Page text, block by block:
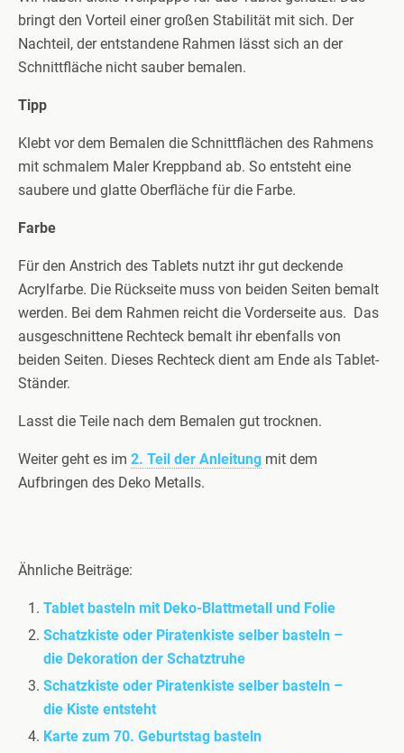
bringt den Vorteil einer großen Stabilität mit sich. Der
Nachteil, der entstandene Rahmen lässt sich an der
Schnittfläche nicht sauber bemalen.
Tipp
Klebt vor dem Bemalen die Schnittflächen des Rahmens
mit schmalem Maler Kreppband ab. So entsteht eine
saubere und glatte Oberfläche für die Farbe.
Farbe
Für den Anstrich des Tablets nutzt ihr gut deckende
Acrylfarbe. Die Rückseite muss von beiden Seiten bemalt
werden. Bei dem Rahmen reicht die Vorderseite aus. Das
ausgeschnittene Rechteck bemalt ihr ebenfalls von
beiden Seiten. Dieses Rechteck dient am Ende als Tablet-
Ständer.
Lasst die Teile nach dem Bemalen gut trocknen.
Weiter geht es im 2. Teil der Anleitung mit dem
Aufbringen des Deko Metalls.
Ähnliche Beiträge:
Tablet basteln mit Deko-Blattmetall und Folie
Schatzkiste oder Piratenkiste selber basteln –
die Dekoration der Schatztruhe
Schatzkiste oder Piratenkiste selber basteln –
die Kiste entsteht
Karte zum 70. Geburtstag basteln